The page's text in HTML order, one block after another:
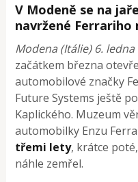
V Modeně se na
navržené Ferrariho
Modena (Itálie) 6. ledna
začátkem března
automobilové značky
Future Systems ještě
Kaplického. Muzeum
automobilky Enzu
třemi lety, krátce
náhle zemřel.